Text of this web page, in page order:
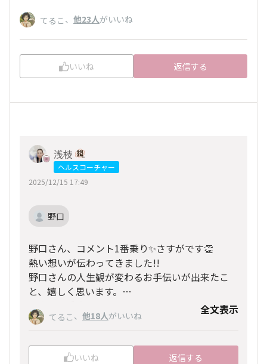
てるこ 、 他23人がいいね
いいね 返信する
浅枝
ヘルスコーチャー
2025/12/15 17:49
野口
野口さん、コメント1番乗り✨さすがです👏
熱い想いが伝わってきました!!
野口さんの人生観が変わるお手伝いが出来たこ
と、嬉しく思います。
出会いに感謝✨
これからも、M.B.M.S・ヘルスタウンをどうぞよ
ろしくお願い致します💖
野口さん💖
てるこ 、 他18人がいいね 全文表示
いいね 返信する